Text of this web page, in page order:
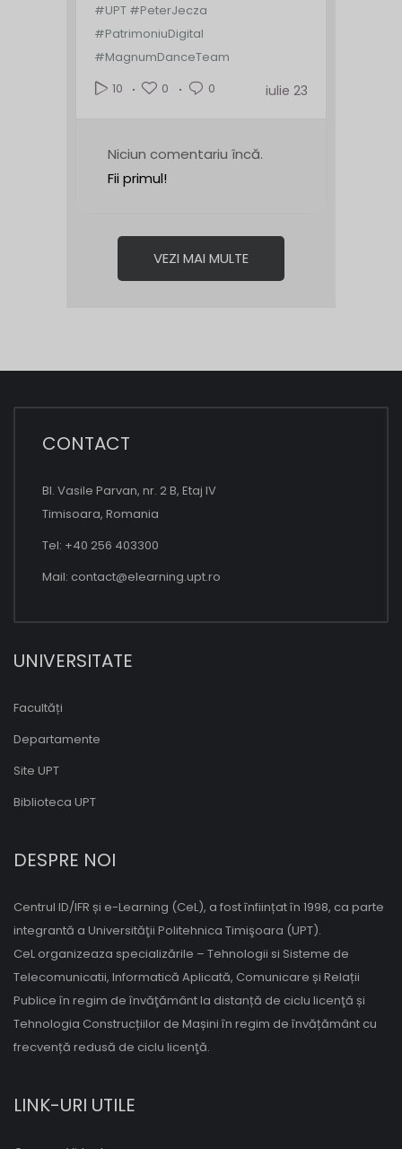
#UPT #PeterJecza
#PatrimoniuDigital
#MagnumDanceTeam
10
0 0 iulie 23
Niciun comentariu încă.
Fii primul!
VEZI MAI MULTE
CONTACT
Bl. Vasile Parvan, nr. 2 B, Etaj IV
Timisoara, Romania
Tel: +40 256 403300
Mail: contact@elearning.upt.ro
UNIVERSITATE
Facultăți
Departamente
Site UPT
Biblioteca UPT
DESPRE NOI
Centrul ID/IFR și e-Learning (CeL), a fost înființat în 1998, ca parte
integrantă a Universităţii Politehnica Timişoara (UPT).
CeL organizeaza specializările – Tehnologii si Sisteme de
Telecomunicatii, Informatică Aplicată, Comunicare și Relații
Publice în regim de învăţământ la distanță de ciclu licenţă și
Tehnologia Construcțiilor de Mașini în regim de învățământ cu
frecvență redusă de ciclu licenţă.
LINK-URI UTILE